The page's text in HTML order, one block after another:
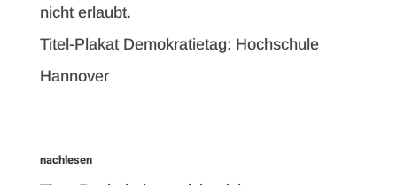
nicht erlaubt.
Titel-Plakat Demokratietag: Hochschule
Hannover
nachlesen